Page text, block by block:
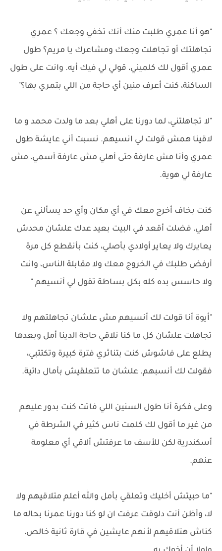
"هو أنا عمري طلبت منك أنك تخفي وجعك ؟ عمري
تجاهلتك أو تجاهلت وجعك ومشاعرك يا مريم؟ طول
عمري أقول لك كلميني، قولي لي فيك أيه. وانت على طول
الساكنة، كنت أعرف منين أي حاجة من اللي بتمري بها؟"
"لا تجاهلتني، لما دورنا على أهلي بعد ما ولدت محمد و ما
لاقينا همش قولت لي انسيهم. نسبت أني عايشة طول
عمري وأنا مش عارفة حتى أهلي مش عارفة أسمي، مش
عارفة لي هوية.
كنت بخاف أخرج معك في أي مكان وأي حد يسألني عن
أهلي، فضلت أقعد في البيت بعيد عدك علشان محدش
يعايرك ولا يعاير أولادي بأصلي، كنت بأنقطع كل مرة
أرفض طلبك في الخروج معك ولا مقابلة الناس، وانت
ولا حاسس بده كله بكل بساطة تقول لي أنسيهم "
"أيوة أنا قولت لك أنسيهم مش علشان تجاهلتهم ولا
تجاهلت علشان كل ما كنا نلاقي حاجة الدينا أمل وبعدها
يطلع على فاشوش كنت بتناثري فترة كبيرة وتكتتبي،
فقولت لك أنسبهم. علشان ما تتعلقيش بأمال دائية.
وعلى فكرة أنا طول السنين اللي فاتت كنت بدور عليهم
من غير ما أقول لك كلمت ناس كثير في الشرطة في
أسكندرية لكن للأسف ما عرفتش ألاقي أي معلومة
عنهم.
"ما حبيتش أخليك وتعلقي بأمل والله أعلم متلاقيهم ولا
لا، وأظن أنت دلوقت عرفت ان لو كنا دورنا عمرنا بحاله ما
كناش هتلاقيهم لأنهم عايشين في قارة ثانية خالص،